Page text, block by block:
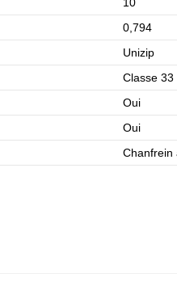
10
0,794
Unizip
Classe 33
Oui
Oui
Chanfrein